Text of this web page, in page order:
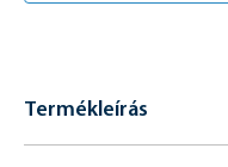
Termékleírás